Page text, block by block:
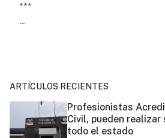
***
...
ARTÍCULOS RECIENTES
Profesionistas
Civil, pueden realizar
todo el estado